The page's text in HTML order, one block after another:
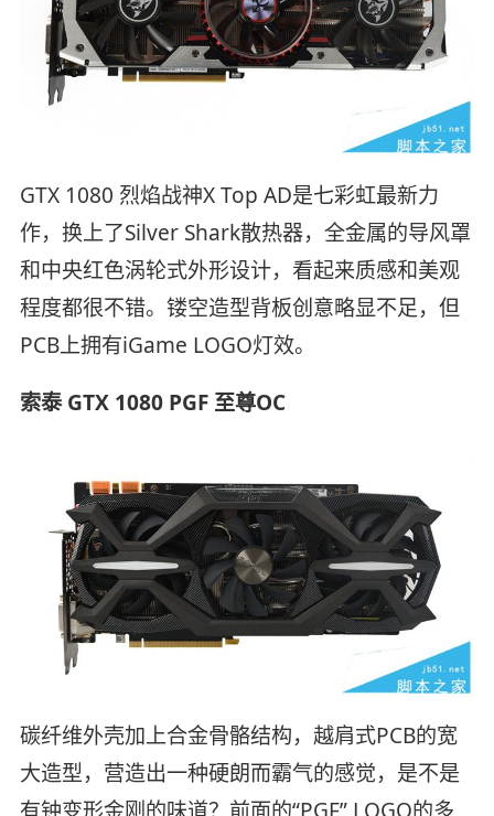
GTX 1080 烈焰战神X Top AD是七彩虹最新力
作，换上了Silver Shark散热器，全金属的导风罩
和中央红色涡轮式外形设计，看起来质感和美观
程度都很不错。镂空造型背板创意略显不足，但
PCB上拥有iGame LOGO灯效。
索泰 GTX 1080 PGF 至尊OC
碳纤维外壳加上合金骨骼结构，越肩式PCB的宽
大造型，营造出一种硬朗而霸气的感觉，是不是
有钟变形金刚的味道？前面的“PGF” LOGO的多